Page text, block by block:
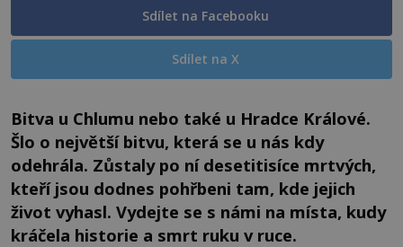
Sdílet na Facebooku
Sdílet na X
Bitva u Chlumu nebo také u Hradce Králové.
Šlo o největší bitvu, která se u nás kdy
odehrála. Zůstaly po ní desetitisíce mrtvých,
kteří jsou dodnes pohřbeni tam, kde jejich
život vyhasl. Vydejte se s námi na místa, kudy
kráčela historie a smrt ruku v ruce.